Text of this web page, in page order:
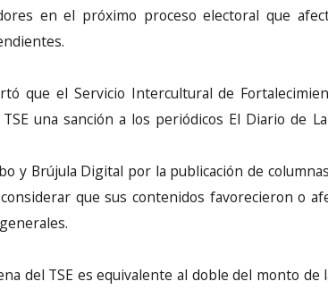
en el próximo proceso electoral que
que el Servicio Intercultural de
una sanción a los periódicos El Diario de
y Brújula Digital por la publicación de
que sus contenidos favorecieron o
del TSE es equivalente al doble del monto